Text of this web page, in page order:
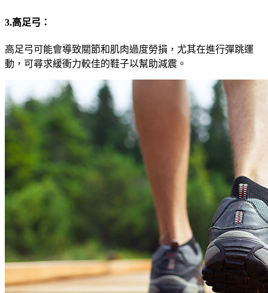
3.高足弓：
高足弓可能會導致關節和肌肉過度勞損，尤其在進行彈跳運
動，可尋求緩衝力較佳的鞋子以幫助減震。